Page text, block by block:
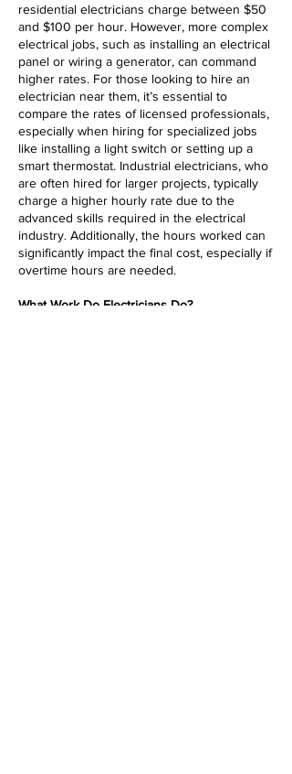
residential electricians charge between $50
and $100 per hour. However, more complex
electrical jobs, such as installing an electrical
panel or wiring a generator, can command
higher rates. For those looking to hire an
electrician near them, it’s essential to
compare the rates of licensed professionals,
especially when hiring for specialized jobs
like installing a light switch or setting up a
smart thermostat. Industrial electricians, who
are often hired for larger projects, typically
charge a higher hourly rate due to the
advanced skills required in the electrical
industry. Additionally, the hours worked can
significantly impact the final cost, especially if
overtime hours are needed.
What Work Do Electricians Do?